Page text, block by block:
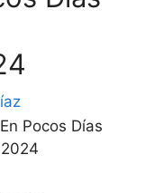
Pocos Días